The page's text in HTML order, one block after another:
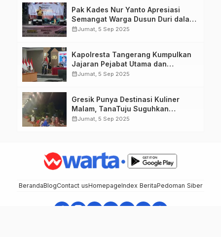
Pak Kades Nur Yanto Apresiasi
Semangat Warga Dusun Duri dalam
Peringatan HUT RI ke-80
calendar_monthJumat, 5 Sep 2025
Kapolresta Tangerang Kumpulkan
Jajaran Pejabat Utama dan
Kapolsek untuk Paparkan
calendar_monthJumat, 5 Sep 2025
Gresik Punya Destinasi Kuliner
Malam, TanaTuju Suguhkan
Makanan UMKM, Live Music, dan
calendar_monthJumat, 5 Sep 2025
BerandaBlogContact usHomepageIndex BeritaPedoman Siber